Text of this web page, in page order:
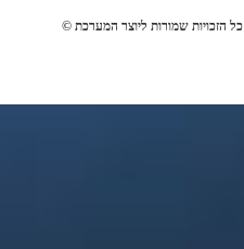
כל הזכויות שמורות ליוצר המערכת ©